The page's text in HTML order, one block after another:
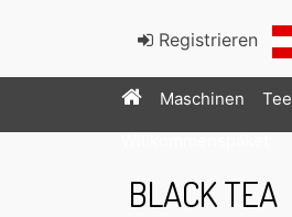
Registrieren
Maschinen Tee
BLACK TEA